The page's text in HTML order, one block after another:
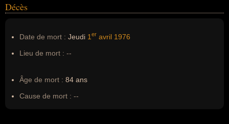
Décès
Date de mort : Jeudi 1 er avril 1976
Lieu de mort : --
Âge de mort : 84 ans
Cause de mort : --